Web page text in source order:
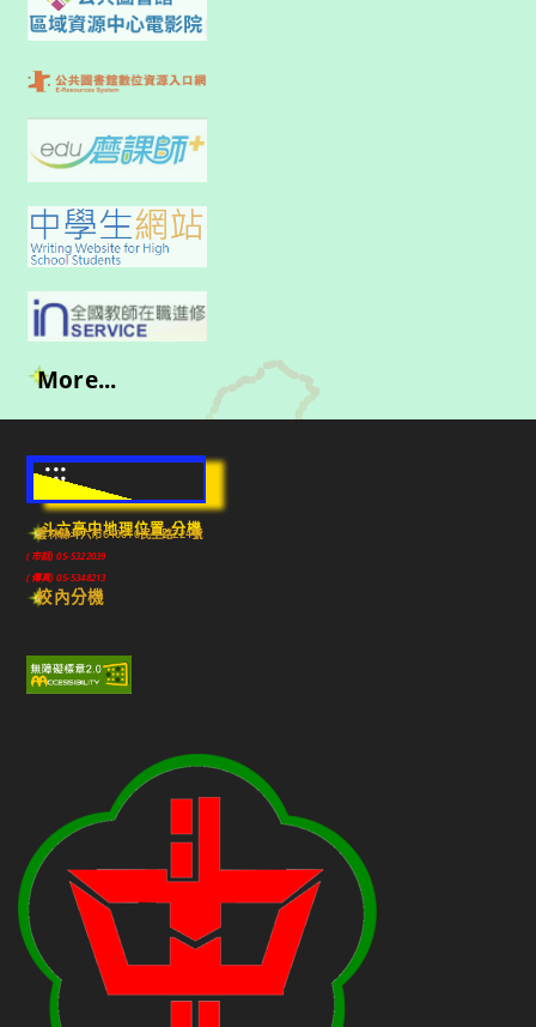
More...
:::
斗六高中地理位置-分機
雲林縣斗六市640010民生路224號
(市話) 05-5322039
(傳真) 05-5348213
校內分機